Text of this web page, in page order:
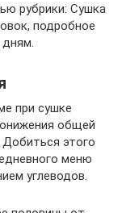
рубрики: Сушка
подробное
при сушке
общей
этого
меню
углеводов.